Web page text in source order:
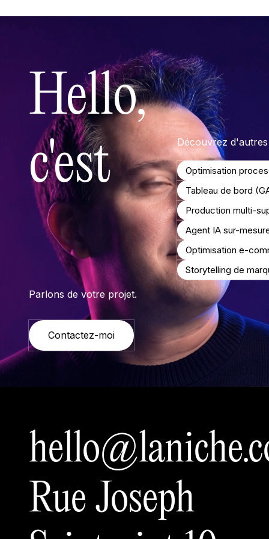
Hello,
c'est
Parlons de votre projet.
Contactez-moi
Découvrez
Optimisation
Tableau de bord
Production multi-
Agent IA sur-
Optimisation e-
Storytelling de
Rue Joseph